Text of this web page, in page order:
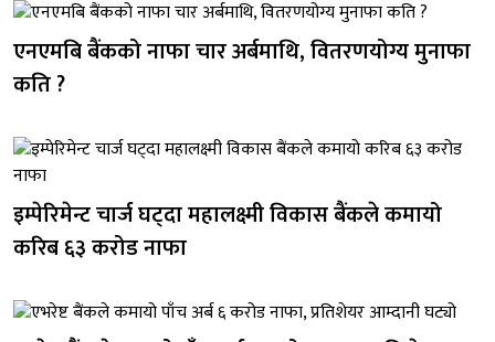
एनएमबि बैंकको नाफा चार अर्बमाथि, वितरणयोग्य मुनाफा
कति ?
इम्पेरिमेन्ट चार्ज घट्दा महालक्ष्मी विकास बैंकले कमायो
करिब ६३ करोड नाफा